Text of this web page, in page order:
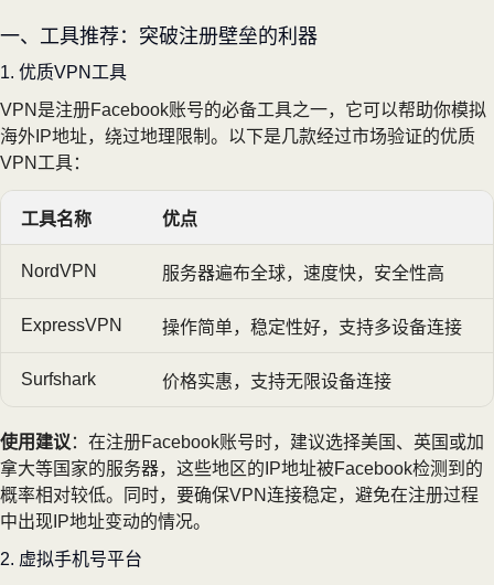
一、工具推荐：突破注册壁垒的利器
1. 优质VPN工具
VPN是注册Facebook账号的必备工具之一，它可以帮助你模拟
海外IP地址，绕过地理限制。以下是几款经过市场验证的优质
VPN工具：
工具名称 优点
NordVPN 服务器遍布全球，速度快，安全性高
ExpressVPN 操作简单，稳定性好，支持多设备连接
Surfshark 价格实惠，支持无限设备连接
使用建议 ：在注册Facebook账号时，建议选择美国、英国或加
拿大等国家的服务器，这些地区的IP地址被Facebook检测到的
概率相对较低。同时，要确保VPN连接稳定，避免在注册过程
中出现IP地址变动的情况。
2. 虚拟手机号平台